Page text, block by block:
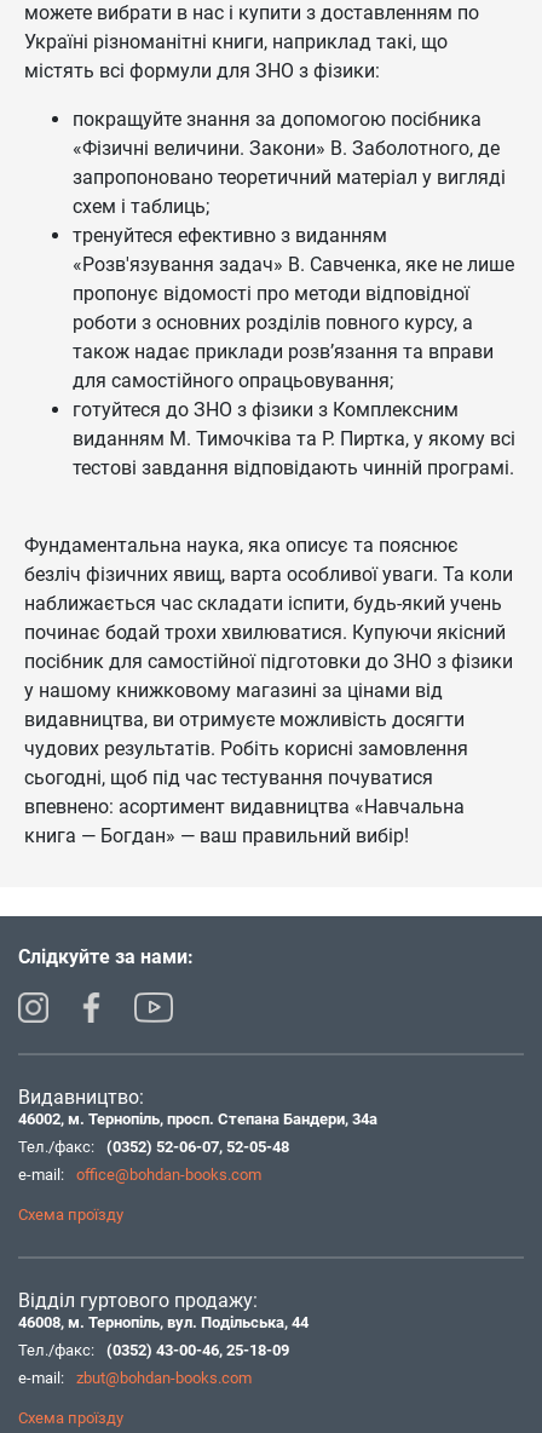
можете вибрати в нас і купити з доставленням по
Україні різноманітні книги, наприклад такі, що
містять всі формули для ЗНО з фізики:
покращуйте знання за допомогою посібника
«Фізичні величини. Закони» В. Заболотного, де
запропоновано теоретичний матеріал у вигляді
схем і таблиць;
тренуйтеся ефективно з виданням
«Розв'язування задач» В. Савченка, яке не лише
пропонує відомості про методи відповідної
роботи з основних розділів повного курсу, а
також надає приклади розв’язання та вправи
для самостійного опрацьовування;
готуйтеся до ЗНО з фізики з Комплексним
виданням М. Тимочківа та Р. Пиртка, у якому всі
тестові завдання відповідають чинній програмі.
Фундаментальна наука, яка описує та пояснює
безліч фізичних явищ, варта особливої уваги. Та коли
наближається час складати іспити, будь-який учень
починає бодай трохи хвилюватися. Купуючи якісний
посібник для самостійної підготовки до ЗНО з фізики
у нашому книжковому магазині за цінами від
видавництва, ви отримуєте можливість досягти
чудових результатів. Робіть корисні замовлення
сьогодні, щоб під час тестування почуватися
впевнено: асортимент видавництва «Навчальна
книга — Богдан» — ваш правильний вибір!
Слідкуйте за нами:
Видавництво:
46002, м. Тернопіль, просп. Степана Бандери, 34а
Тел./факс:
(0352) 52-06-07, 52-05-48
e-mail:
office@bohdan-books.com
Схема проїзду
Відділ гуртового продажу:
46008, м. Тернопіль, вул. Подільська, 44
Тел./факс:
(0352) 43-00-46, 25-18-09
e-mail:
zbut@bohdan-books.com
Схема проїзду